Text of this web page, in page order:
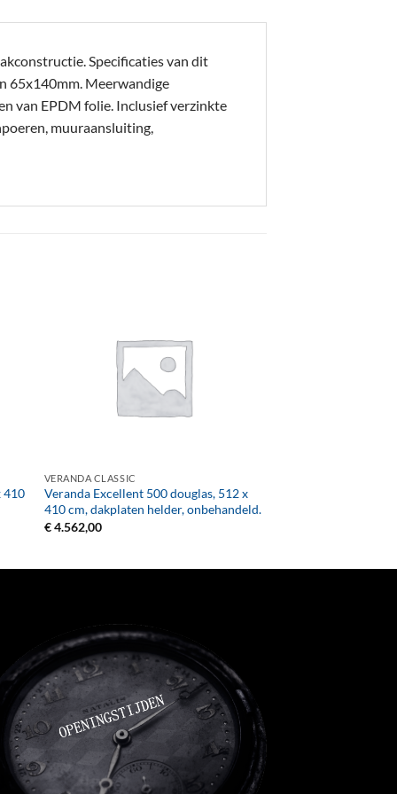
Specificaties van dit
65x140mm. Meerwandige
van EPDM folie. Inclusief verzinkte
muuraansluiting,
410
VERANDA CLASSIC
Veranda Excellent 500 douglas, 512 x
410 cm, dakplaten helder, onbehandeld.
€4.562,00